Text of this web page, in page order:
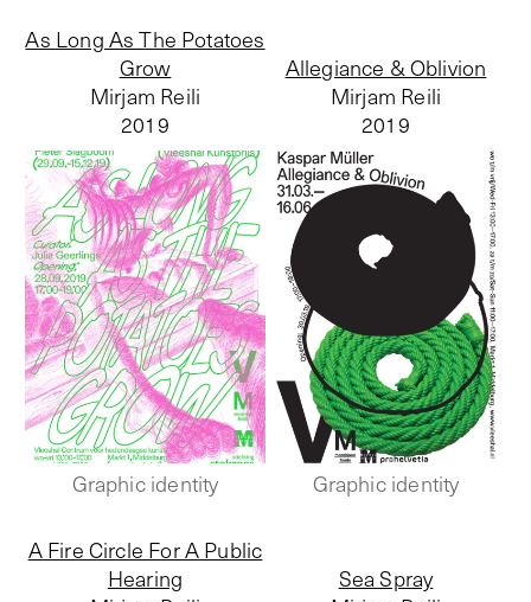
As Long As The Potatoes
Grow
Mirjam Reili
2019
Graphic identity
Allegiance & Oblivion
Mirjam Reili
2019
Graphic identity
A Fire Circle For A Public
Hearing
Sea Spray